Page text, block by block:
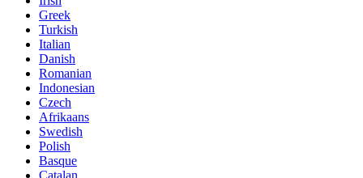
Greek
Turkish
Italian
Danish
Romanian
Indonesian
Czech
Afrikaans
Swedish
Polish
Basque
Catalan